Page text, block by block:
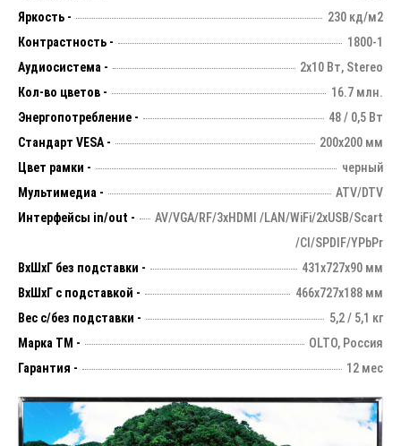
Яркость -
230 кд/м2
Контрастность -
1800-1
Аудиосистема -
2х10 Вт, Stereo
Кол-во цветов -
16.7 млн.
Энергопотребление -
48 / 0,5 Вт
Стандарт VESA -
200х200 мм
Цвет рамки -
черный
Мультимедиа -
ATV/DTV
Интерфейсы in/out -
AV/VGA/RF/3xHDMI /LAN/WiFi/2xUSB/Scart
/CI/SPDIF/YPbPr
ВхШхГ без подставки -
431х727х90 мм
ВхШхГ с подставкой -
466x727x188 мм
Вес с/без подставки -
5,2 / 5,1 кг
Марка ТМ -
OLTO, Россия
Гарантия -
12 мес